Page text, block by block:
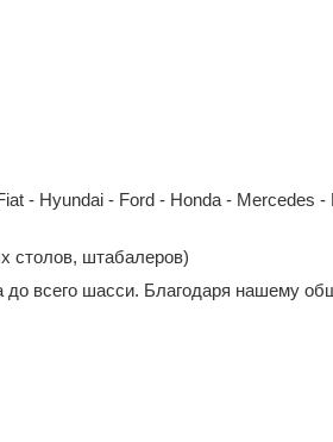
- Hyundai - Ford - Honda - Mercedes
столов, штабалеров)
всего шасси. Благодаря нашему